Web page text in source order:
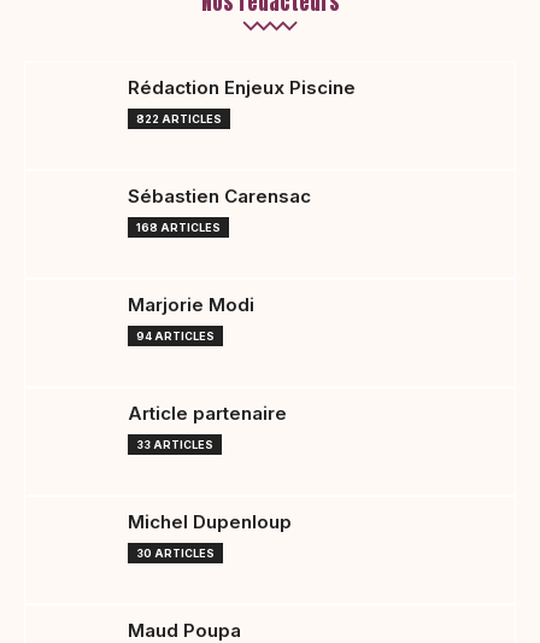
Rédaction Enjeux Piscine
822 ARTICLES
Sébastien Carensac
168 ARTICLES
Marjorie Modi
94 ARTICLES
Article partenaire
33 ARTICLES
Michel Dupenloup
30 ARTICLES
Maud Poupa